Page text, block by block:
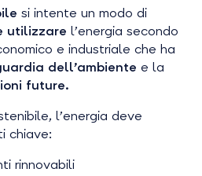
si intente un modo di
utilizzare l’energia secondo
e industriale che ha
dell’ambiente e la
future.
l’energia deve
chiave:
rinnovabili